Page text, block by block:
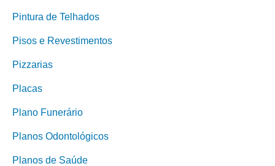
Pintura de Telhados
Pisos e Revestimentos
Pizzarias
Placas
Plano Funerário
Planos Odontológicos
Planos de Saúde